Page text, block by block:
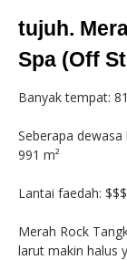
tujuh.
Spa (Off
Banyak tempat:
Seberapa
991 m²
Lantai faedah: $$$
Merah Rock
larut makin halus